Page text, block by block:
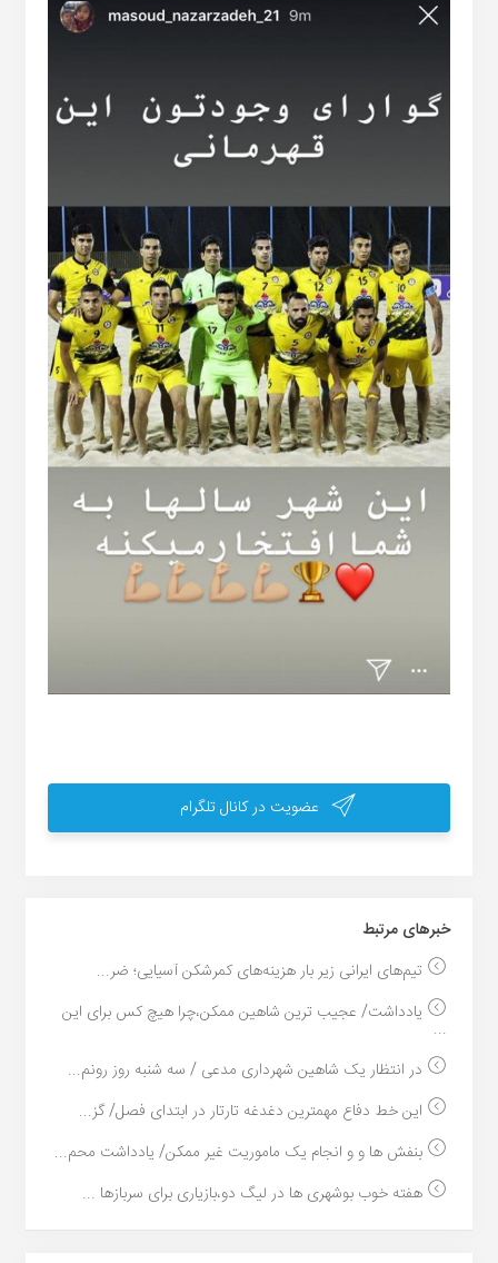
عضویت در کانال تلگرام
خبر‌های مرتبط
تیم‌های ایرانی زیر بار هزینه‌های کمرشکن آسیایی؛ ضر...
یادداشت/ عجیب ترین شاهین ممکن،چرا هیچ کس برای این
...
در انتظار یک شاهین شهرداری مدعی / سه شنبه روز رونم...
این خط دفاع مهمترین دغدغه تارتار در ابتدای فصل/ گز...
بنفش ها و و انجام یک ماموریت غیر ممکن/ یادداشت محم...
هفته خوب بوشهری ها در لیگ دو،بازیاری برای سربازها ...